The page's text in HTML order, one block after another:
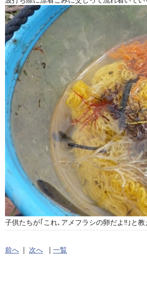
子供たちが｢これ､アメフラシの卵だよ‼｣と教
前へ | 次へ | 一覧